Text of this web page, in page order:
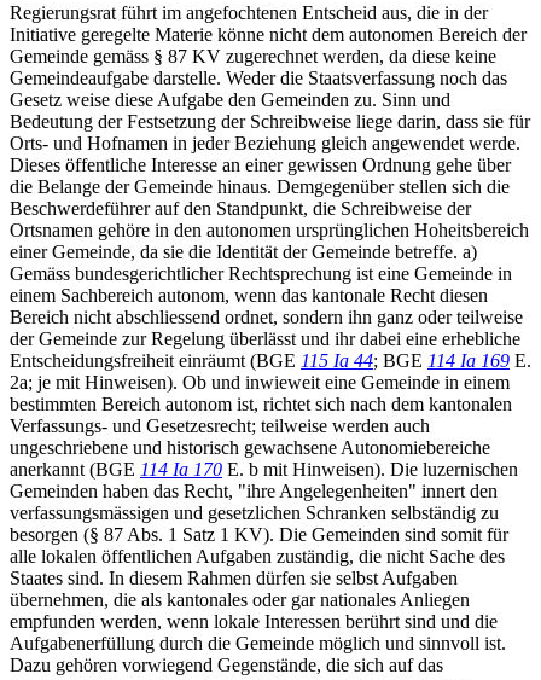
Regierungsrat führt im angefochtenen Entscheid aus, die in der
Initiative geregelte Materie könne nicht dem autonomen Bereich der
Gemeinde gemäss § 87 KV zugerechnet werden, da diese keine
Gemeindeaufgabe darstelle. Weder die Staatsverfassung noch das
Gesetz weise diese Aufgabe den Gemeinden zu. Sinn und
Bedeutung der Festsetzung der Schreibweise liege darin, dass sie für
Orts- und Hofnamen in jeder Beziehung gleich angewendet werde.
Dieses öffentliche Interesse an einer gewissen Ordnung gehe über
die Belange der Gemeinde hinaus. Demgegenüber stellen sich die
Beschwerdeführer auf den Standpunkt, die Schreibweise der
Ortsnamen gehöre in den autonomen ursprünglichen Hoheitsbereich
einer Gemeinde, da sie die Identität der Gemeinde betreffe. a)
Gemäss bundesgerichtlicher Rechtsprechung ist eine Gemeinde in
einem Sachbereich autonom, wenn das kantonale Recht diesen
Bereich nicht abschliessend ordnet, sondern ihn ganz oder teilweise
der Gemeinde zur Regelung überlässt und ihr dabei eine erhebliche
Entscheidungsfreiheit einräumt (BGE 115 Ia 44; BGE 114 Ia 169 E.
2a; je mit Hinweisen). Ob und inwieweit eine Gemeinde in einem
bestimmten Bereich autonom ist, richtet sich nach dem kantonalen
Verfassungs- und Gesetzesrecht; teilweise werden auch
ungeschriebene und historisch gewachsene Autonomiebereiche
anerkannt (BGE 114 Ia 170 E. b mit Hinweisen). Die luzernischen
Gemeinden haben das Recht, "ihre Angelegenheiten" innert den
verfassungsmässigen und gesetzlichen Schranken selbständig zu
besorgen (§ 87 Abs. 1 Satz 1 KV). Die Gemeinden sind somit für
alle lokalen öffentlichen Aufgaben zuständig, die nicht Sache des
Staates sind. In diesem Rahmen dürfen sie selbst Aufgaben
übernehmen, die als kantonales oder gar nationales Anliegen
empfunden werden, wenn lokale Interessen berührt sind und die
Aufgabenerfüllung durch die Gemeinde möglich und sinnvoll ist.
Dazu gehören vorwiegend Gegenstände, die sich auf das